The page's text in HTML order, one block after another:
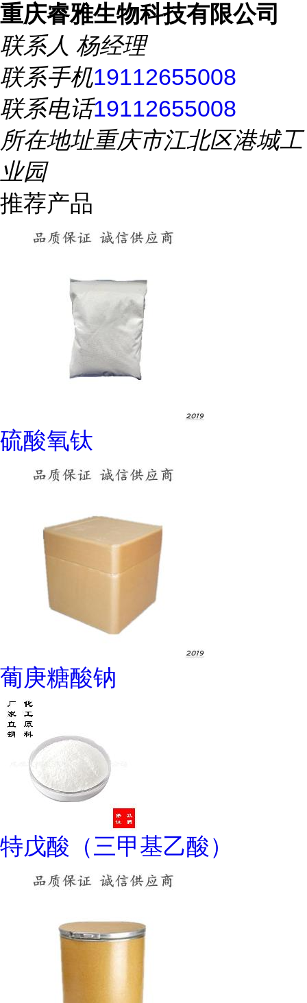
重庆睿雅生物科技有限公司
联系人 杨经理
联系手机19112655008
联系电话19112655008
所在地址重庆市江北区港城工
业园
推荐产品
硫酸氧钛
葡庚糖酸钠
特戊酸（三甲基乙酸）